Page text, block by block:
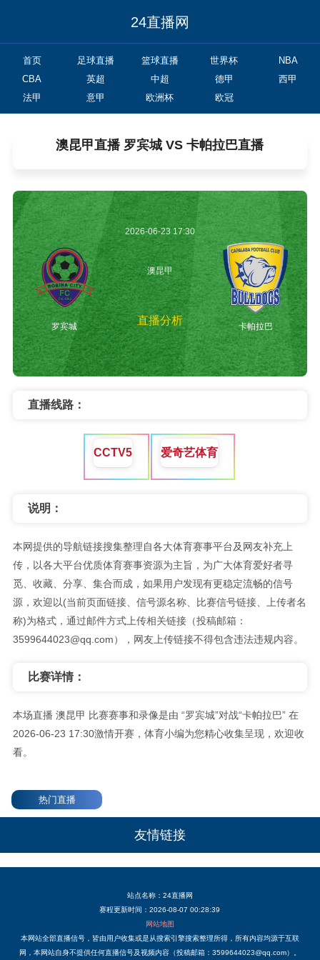
24直播网
首页 足球直播 篮球直播 世界杯
NBA
CBA
英超 中超 德甲
西甲
法甲
意甲 欧洲杯 欧冠
澳昆甲直播 罗宾城 VS 卡帕拉巴直播
罗宾城
2026-06-23 17:30
澳昆甲
直播分析 卡帕拉巴
直播线路：
CCTV5 爱奇艺体育
说明：
本网提供的导航链接搜集整理自各大体育赛事平台及网友补充上
传，以各大平台优质体育赛事资源为主旨，为广大体育爱好者寻
觅、收藏、分享、集合而成，如果用户发现有更稳定流畅的信号
源，欢迎以(当前页面链接、信号源名称、比赛信号链接、上传者名
称)为格式，通过邮件方式上传相关链接（投稿邮箱：
3599644023@qq.com），网友上传链接不得包含违法违规内容。
比赛详情：
本场直播 澳昆甲 比赛赛事和录像是由 “罗宾城”对战“卡帕拉巴” 在
2026-06-23 17:30激情开赛，体育小编为您精心收集呈现，欢迎收
看。
热门直播
友情链接
站点名称：24直播网
赛程更新时间：2026-08-07 00:28:39
网站地图
本网站全部直播信号，皆由用户收集或是从搜索引擎搜索整理所得，所有内容均源于互联
网，本网站自身不提供任何直播信号及视频内容（投稿邮箱：3599644023@qq.com）。